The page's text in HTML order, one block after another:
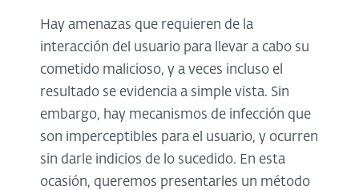
Hay amenazas que requieren de la
interacción del usuario para llevar a cabo su
cometido malicioso, y a veces incluso el
resultado se evidencia a simple vista. Sin
embargo, hay mecanismos de infección que
son imperceptibles para el usuario, y ocurren
sin darle indicios de lo sucedido. En esta
ocasión, queremos presentarles un método